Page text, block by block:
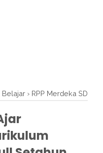
Belajar › RPP Merdeka SD